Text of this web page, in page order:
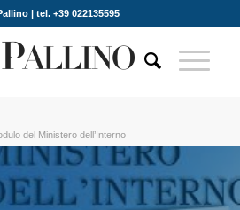
| tel. +39 022135595
del Ministero dell’Interno